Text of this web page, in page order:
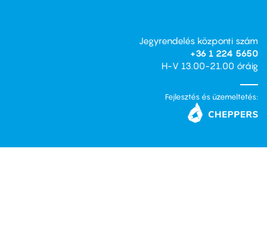
Jegyrendelés központi szám
+36 1 224 5650
H-V 13.00-21.00 óráig
Fejlesztés és üzemeltetés: